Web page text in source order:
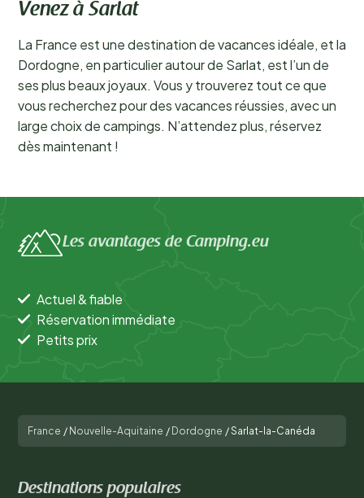
Venez à Sarlat
La France est une destination de vacances idéale, et la
Dordogne, en particulier autour de Sarlat, est l’un de
ses plus beaux joyaux. Vous y trouverez tout ce que
vous recherchez pour des vacances réussies, avec un
large choix de campings. N’attendez plus, réservez
dès maintenant !
Les avantages de Camping.eu
Actuel & fiable
Réservation immédiate
Petits prix
France / Nouvelle-Aquitaine / Dordogne /Sarlat-la-Canéda
Destinations populaires